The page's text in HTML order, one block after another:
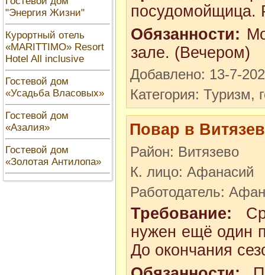
"Энергия Жизни"
Курортный отель
«MARITTIMO» Resort
Hotel All inclusive
Гостевой дом
«Усадьба Власовых»
Гостевой дом
«Азалия»
Гостевой дом
«Золотая Антилопа»
посудомойщица.
Обязанности:
зале. (Вечером)
Добавлено: 13-7-
Категория: Туризм,
Повар в
Район: Витязево
К. лицо: Афанасий
Работодатель:
Требование:
нужен ещё один
До окончания